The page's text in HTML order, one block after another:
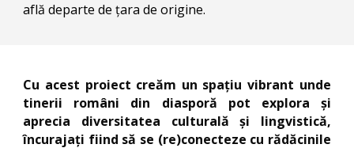
află departe de țara de origine.
Cu acest proiect creăm un spațiu vibrant unde
tinerii români din diasporă pot explora și
aprecia diversitatea culturală și lingvistică,
încurajați fiind să se (re)conecteze cu rădăcinile